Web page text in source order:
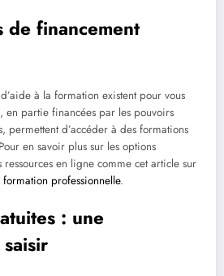
de financement
à la formation existent pour vous
en partie financées par les pouvoirs
permettent d’accéder à des formations
en savoir plus sur les options
en ligne comme cet article sur
professionnelle.
: une